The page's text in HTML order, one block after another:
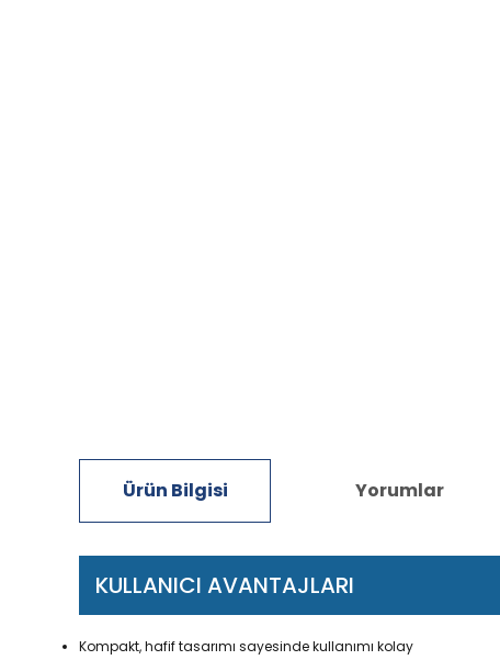
Ürün Bilgisi Yorumlar
KULLANICI AVANTAJLARI
Kompakt, hafif tasarımı sayesinde kullanımı kolay